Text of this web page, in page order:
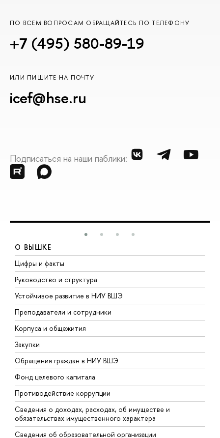
ПО ВСЕМ ВОПРОСАМ ОБРАЩАЙТЕСЬ ПО ТЕЛЕФОНУ
+7 (495) 580-89-19
ИЛИ ПИШИТЕ НА ПОЧТУ
icef@hse.ru
Подписаться на наши паблики:
О ВЫШКЕ
Цифры и факты
Руководство и структура
Устойчивое развитие в НИУ ВШЭ
Преподаватели и сотрудники
Корпуса и общежития
Закупки
Обращения граждан в НИУ ВШЭ
Фонд целевого капитала
Противодействие коррупции
Сведения о доходах, расходах, об имуществе и
обязательствах имущественного характера
Сведения об образовательной организации